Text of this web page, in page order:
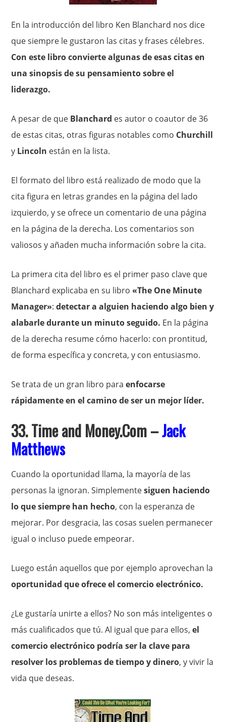
En la introducción del libro Ken Blanchard nos dice
que siempre le gustaron las citas y frases célebres.
Con este libro convierte algunas de esas citas en
una sinopsis de su pensamiento sobre el
liderazgo.
A pesar de que Blanchard es autor o coautor de 36
de estas citas, otras figuras notables como Churchill
y Lincoln están en la lista.
El formato del libro está realizado de modo que la
cita figura en letras grandes en la página del lado
izquierdo, y se ofrece un comentario de una página
en la página de la derecha. Los comentarios son
valiosos y añaden mucha información sobre la cita.
La primera cita del libro es el primer paso clave que
Blanchard explicaba en su libro«The One Minute
Manager»:detectar a alguien haciendo algo bien y
alabarle durante un minuto seguido. En la página
de la derecha resume cómo hacerlo: con prontitud,
de forma específica y concreta, y con entusiasmo.
Se trata de un gran libro paraenfocarse
rápidamente en el camino de ser un mejor líder.
33. Time and Money.Com –Jack
Matthews
Cuando la oportunidad llama, la mayoría de las
personas la ignoran. Simplementesiguen haciendo
lo que siempre han hecho, con la esperanza de
mejorar. Por desgracia, las cosas suelen permanecer
igual o incluso puede empeorar.
Luego están aquellos que por ejemplo aprovechan la
oportunidad que ofrece el comercio electrónico.
¿Le gustaría unirte a ellos? No son más inteligentes o
más cualificados que tú. Al igual que para ellos,el
comercio electrónico podría ser la clave para
resolver los problemas de tiempo y dinero, y vivir la
vida que deseas.